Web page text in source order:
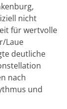
nicht
für wertvolle
Laue
deutliche
nach
und